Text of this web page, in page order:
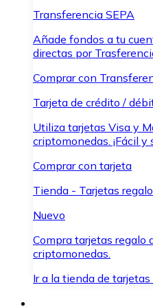
Transferencia SEPA
Añade fondos a tu
directas por
Comprar con
Tarjeta de crédito /
Utiliza tarjetas Visa y
criptomonedas. ¡Fácil y
Comprar con tarjeta
Tienda - Tarjetas regalo
Nuevo
Compra tarjetas regalo
criptomonedas.
Ir a la tienda de tarjetas